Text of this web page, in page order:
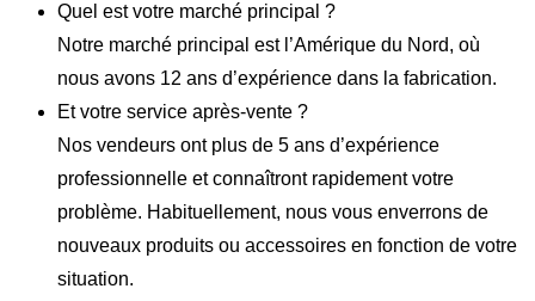
Quel est votre marché principal ?
Notre marché principal est l’Amérique du Nord, où
nous avons 12 ans d’expérience dans la fabrication.
Et votre service après-vente ?
Nos vendeurs ont plus de 5 ans d’expérience
professionnelle et connaîtront rapidement votre
problème. Habituellement, nous vous enverrons de
nouveaux produits ou accessoires en fonction de votre
situation.